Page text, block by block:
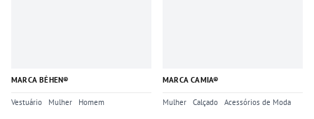
MARCA BÉHEN®
Vestuário Mulher Homem
MARCA CAMIA®
Mulher Calçado Acessórios de Moda